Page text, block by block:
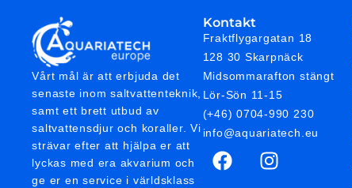
Vårt mål är att erbjuda det
senaste inom saltvattenteknik,
samt ett brett utbud av
saltvattensdjur och koraller. Vi
strävar efter att hjälpa er att
lyckas med era akvarium och
ge er en service i världsklass
Kontakt
Fraktflygargatan 18
128 30 Skarpnäck
Midsommarafton stängt
Lör-Sön 11-15
(+46) 0704-990 230
info@aquariatech.eu